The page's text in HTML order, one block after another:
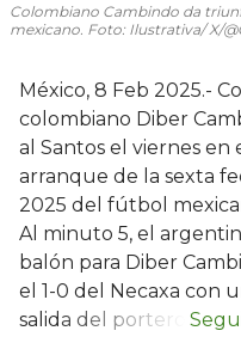
Colombiano Cambindo da
mexicano. Foto: Ilustrativa/ X/
México, 8 Feb 2025.-
colombiano Diber
al Santos el viernes en
arranque de la sexta
2025 del fútbol
Al minuto 5, el
balón para Diber
el 1-0 del Necaxa con
salida del portero.